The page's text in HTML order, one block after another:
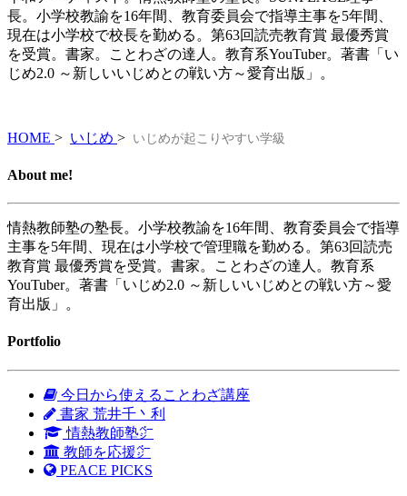
長。小学校教諭を16年間、教育委員会で指導主事を5年間、
現在は小学校で校長を勤める。第63回読売教育賞 最優秀賞
を受賞。書家。ことわざの達人。教育系YouTuber。著書「い
じめ2.0 ～新しいいじめとの戦い方～愛育出版」。
HOME > いじめ > いじめが起こりやすい学級
About me!
情熱教師塾の塾長。小学校教諭を16年間、教育委員会で指導
主事を5年間、現在は小学校で管理職を勤める。第63回読売
教育賞 最優秀賞を受賞。書家。ことわざの達人。教育系
YouTuber。著書「いじめ2.0 ～新しいいじめとの戦い方～愛
育出版」。
Portfolio
今日から使えることわざ講座
書家 荒井千丶利
情熱教師塾㌻
教師を応援㌻
PEACE PICKS